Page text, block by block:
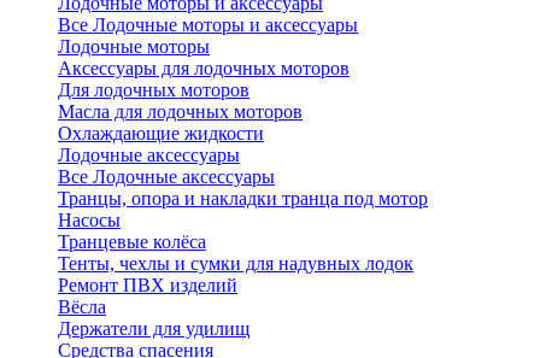
Все Лодочные моторы и аксессуары
Лодочные моторы
Аксессуары для лодочных моторов
Для лодочных моторов
Масла для лодочных моторов
Охлаждающие жидкости
Лодочные аксессуары
Все Лодочные аксессуары
Транцы, опора и накладки транца под мотор
Насосы
Транцевые колёса
Тенты, чехлы и сумки для надувных лодок
Ремонт ПВХ изделий
Вёсла
Держатели для удилищ
Средства спасения